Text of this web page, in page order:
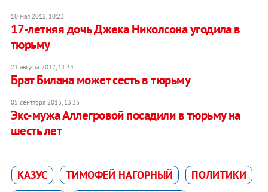
10 мая 2012, 10:23
17-летняя дочь Джека Николсона угодила в
тюрьму
21 августа 2012, 11:34
Брат Билана может сесть в тюрьму
05 сентября 2013, 13:33
Экс-мужа Аллегровой посадили в тюрьму на
шесть лет
КАЗУС ТИМОФЕЙ НАГОРНЫЙ
ПОЛИТИКИ